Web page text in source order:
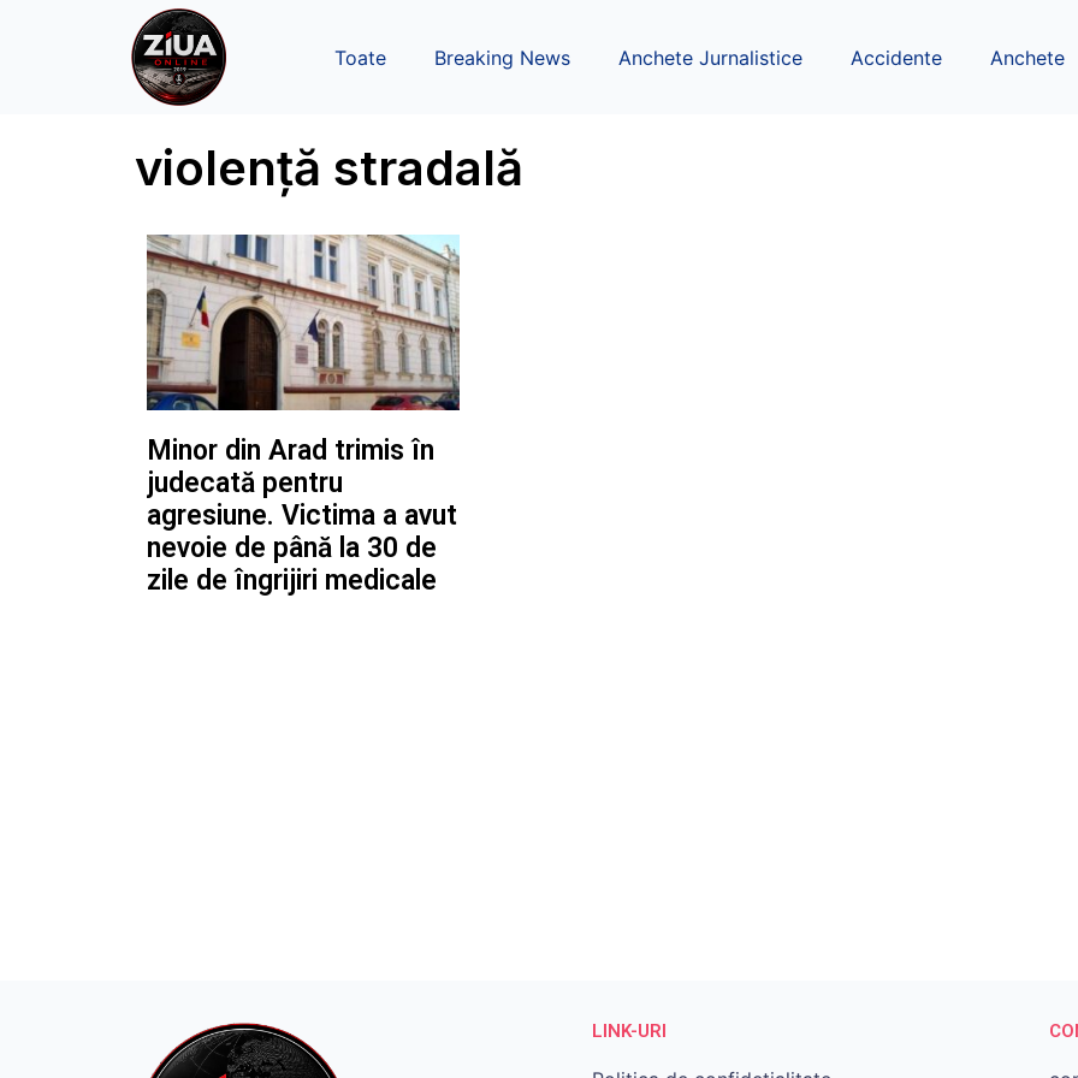
Toate Breaking News Anchete Jurnalistice Accidente Anchete
violență stradală
Minor din Arad trimis în
judecată pentru
agresiune. Victima a avut
nevoie de până la 30 de
zile de îngrijiri medicale
LINK-URI